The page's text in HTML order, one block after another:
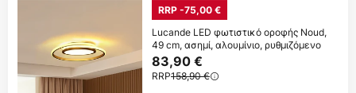
RRP -75,00 €
Lucande LED φωτιστικό οροφής Noud,
49 cm, ασημί, αλουμίνιο, ρυθμιζόμενο
83,90 €
RRP158,90 €